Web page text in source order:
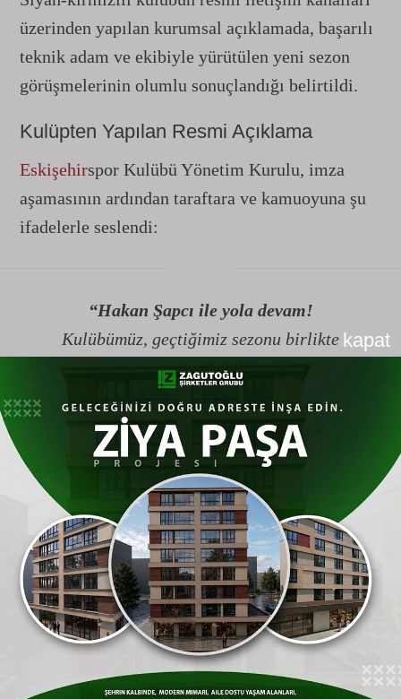
kapat
üzerinden yapılan kurumsal açıklamada, başarılı
teknik adam ve ekibiyle yürütülen yeni sezon
görüşmelerinin olumlu sonuçlandığı belirtildi.
Kulüpten Yapılan Resmi Açıklama
Eskişehirspor Kulübü Yönetim Kurulu, imza
aşamasının ardından taraftara ve kamuoyuna şu
ifadelerle seslendi:
“Hakan Şapcı ile yola devam!
Kulübümüz, geçtiğimiz sezonu birlikte
tamamladığımız Teknik Direktörümüz Hakan
anlaşmaya varmıştır.
Kulübümüzün şanlı tarihi ve büyük hedefleri
doğrultusunda atılan bu stratejik adımın,
camiamıza yeni sezonda şampiyonluk ve başarı
getirmesini diliyor; Teknik Direktörümüz Hakan
Şapcı ve ekibine bundan sonraki süreçte üstün
başarılar ve kolaylıklar diliyoruz.”
Geçtiğimiz Sezonun 7. Haftasında